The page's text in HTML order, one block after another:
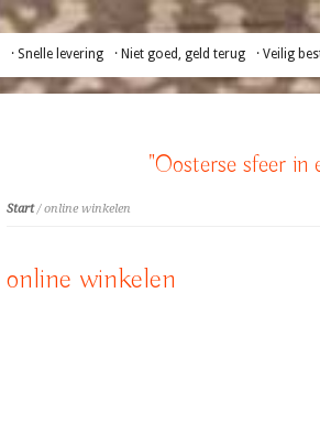
· Snelle levering · Niet goed, geld terug · Veilig
"Oosterse sfeer in
Start/ online winkelen
online winkelen